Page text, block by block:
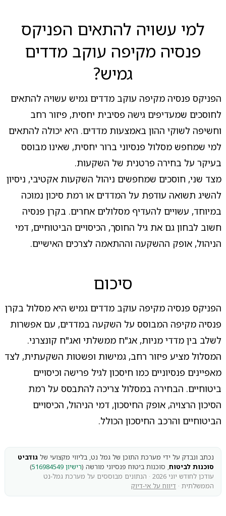
למי עשויה להתאים הפניקס
פנסיה מקיפה עוקב מדדים
גמיש?
הפניקס פנסיה מקיפה עוקב מדדים גמיש עשויה להתאים
לחוסכים שמעדיפים גישה פסיבית יחסית, פיזור רחב
וחשיפה לשוקי ההון באמצעות מדדים. היא יכולה להתאים
למי שמחפש מסלול פנסיוני ברור יחסית, שאינו מבוסס
בעיקר על בחירה פרטנית של השקעות.
מצד שני, חוסכים שמחפשים ניהול השקעות אקטיבי, ניסיון
להשיג תשואה עודפת על המדדים או רמת סיכון נמוכה
במיוחד, עשויים להעדיף מסלולים אחרים. בקרן פנסיה
חשוב לבחון גם את גיל החוסך, הכיסויים הביטוחיים, דמי
הניהול, אופק ההשקעה וההתאמה לצרכים האישיים.
סיכום
הפניקס פנסיה מקיפה עוקב מדדים גמיש היא מסלול בקרן
פנסיה מקיפה המבוסס על השקעה במדדים, עם אפשרות
לשלב בין מדדי מניות, אג"ח ממשלתי ואג"ח קונצרני.
המסלול מציע פיזור רחב, גמישות ופשטות השקעתית, לצד
מאפיינים פנסיוניים כמו חיסכון לגיל פרישה וכיסויים
ביטוחיים. הבחירה במסלול צריכה להתבסס על רמת
הסיכון הרצויה, אופק החיסכון, דמי הניהול, הכיסויים
הביטוחיים והרכב החיסכון הכולל.
נכתב ונבדק על ידי מערכת התוכן של גמל נט, בליווי מקצועי של גודביט
סוכנות לביטוח, סוכנות ביטוח פנסיוני מורשה (רישיון 516984549
)
עודכן לחודש יוני 2026 · הנתונים מבוססים על מערכת גמל-נט
הממשלתית · דיווח על אי-דיוק